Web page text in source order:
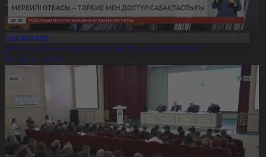
отбасы – тәрбие мен дәстүр сабақтастығы
20:19